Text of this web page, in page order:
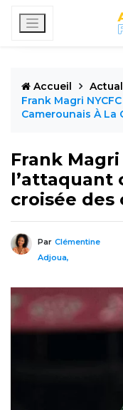
Accueil
Frank Magri
Camerounais À La
Frank Magri
l’attaquant
croisée des
Par Clémentine
Adjoua,